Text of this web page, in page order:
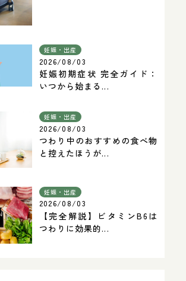
妊娠・出産
2026/08/03
妊娠初期症状 完全ガイド：
いつから始まる...
妊娠・出産
2026/08/03
つわり中のおすすめの食べ物
と控えたほうが...
妊娠・出産
2026/08/03
【完全解説】ビタミンB6は
つわりに効果的...